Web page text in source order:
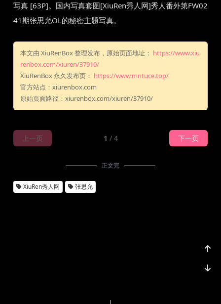
写真 [63P]。国内写真套图[XiuRen秀人网]秀人番外第FW02
41期张思允OL的秘密主题写真。
本文由 XiuRenBox 整理发布，原始页面地址： https://www.xiu
renbox.com/xiuren/37910/
XiuRenBox 永久发布页： https://www.mntuce.top/
官方站点：xiurenbox.com
原始页面路径：xiurenbox.com/xiuren/37910/
上一页 1 / 4 下一页
正文完
XiuRen秀人网 张思允